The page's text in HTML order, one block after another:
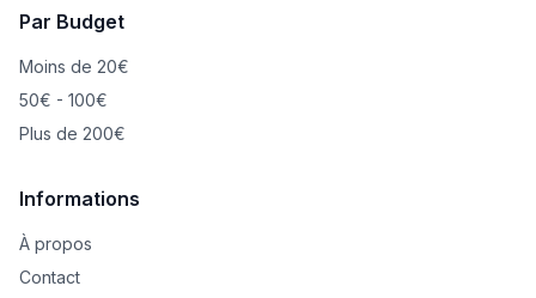
Par Budget
Moins de 20€
50€ - 100€
Plus de 200€
Informations
À propos
Contact